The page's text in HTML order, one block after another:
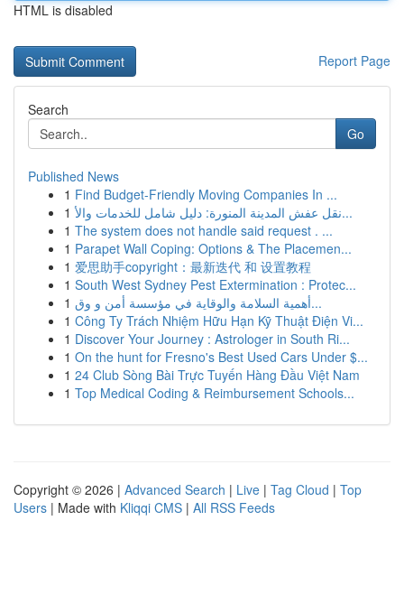
HTML is disabled
Report Page
Search
Go
Published News
1 Find Budget-Friendly Moving Companies In ...
1
نقل عفش المدينة المنورة: دليل شامل للخدمات والأ...
1 The system does not handle said request . ...
1 Parapet Wall Coping: Options & The Placemen...
1 爱思助手copyright：最新迭代 和 设置教程
1 South West Sydney Pest Extermination : Protec...
1
أهمية السلامة والوقاية في مؤسسة أمن و وق...
1 Công Ty Trách Nhiệm Hữu Hạn Kỹ Thuật Điện Vi...
1 Discover Your Journey : Astrologer in South Ri...
1 On the hunt for Fresno's Best Used Cars Under $...
1 24 Club Sòng Bài Trực Tuyến Hàng Đầu Việt Nam
1 Top Medical Coding & Reimbursement Schools...
Copyright © 2026 | Advanced Search | Live | Tag Cloud | Top
Users | Made with Kliqqi CMS | All RSS Feeds